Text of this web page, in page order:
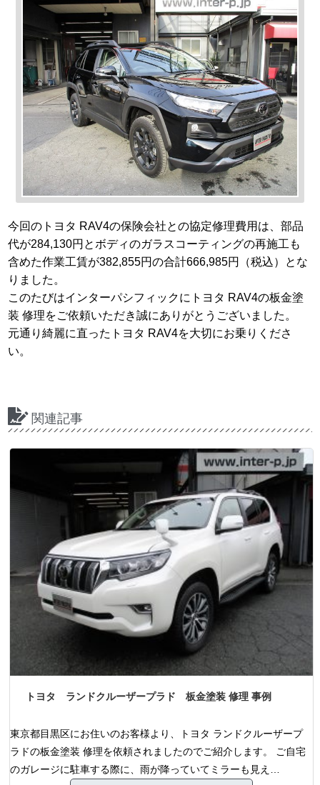
今回のトヨタ RAV4の保険会社との協定修理費用は、部品
代が284,130円とボディのガラスコーティングの再施工も
含めた作業工賃が382,855円の合計666,985円（税込）とな
りました。
このたびはインターパシフィックにトヨタ RAV4の板金塗
装 修理をご依頼いただき誠にありがとうございました。
元通り綺麗に直ったトヨタ RAV4を大切にお乗りくださ
い。
関連記事
トヨタ ランドクルーザープラド 板金塗装 修理 事例
東京都目黒区にお住いのお客様より、トヨタ ランドクルーザープ
ラドの板金塗装 修理を依頼されましたのでご紹介します。 ご自宅
のガレージに駐車する際に、雨が降っていてミラーも見え…